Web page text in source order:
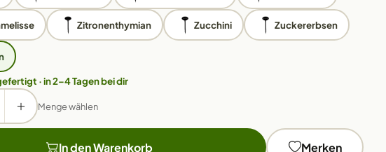
Zitronenthymian Zucchini Zuckererbsen
· in 2–4 Tagen bei dir
Menge wählen
In den Warenkorb Merken